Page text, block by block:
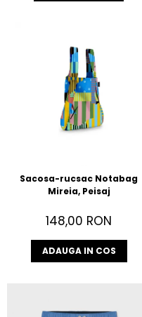
Sacosa-rucsac Notabag
Mireia, Peisaj
148,00 RON
ADAUGA IN COS